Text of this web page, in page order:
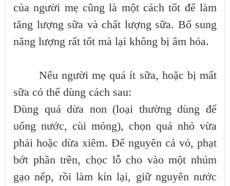
của người mẹ cũng là một cách tốt để làm
tăng lượng sữa và chất lượng sữa. Bổ sung
năng lượng rất tốt mà lại không bị âm hóa.
Nếu người mẹ quá ít sữa, hoặc bị mất
sữa có thể dùng cách sau:
Dùng quả dừa non (loại thường dùng để
uống nước, cùi mỏng), chọn quả nhỏ vừa
phải hoặc dừa xiêm. Để nguyên cả vỏ, phạt
bớt phần trên, chọc lỗ cho vào một nhúm
gạo nếp, rồi làm kín lại, giữ nguyên nước